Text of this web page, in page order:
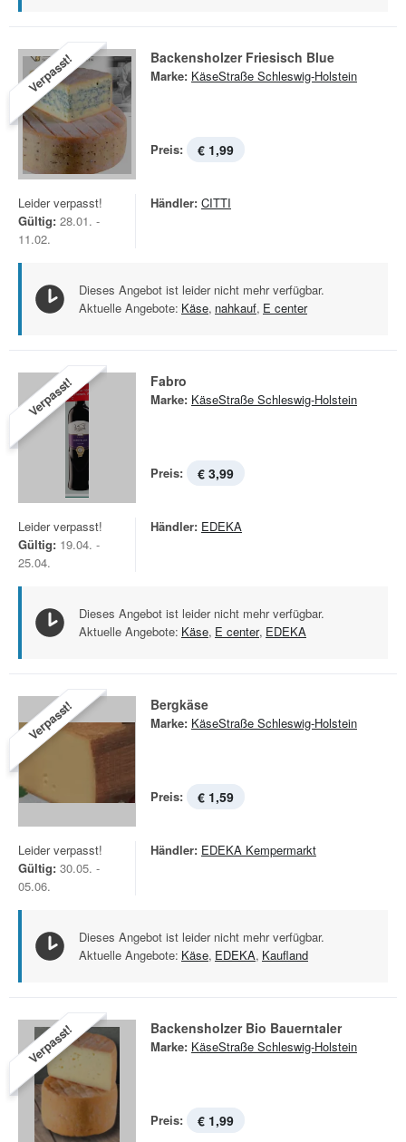
Verpasst! Backensholzer Friesisch Blue
Marke: KäseStraße Schleswig-Holstein
Preis: € 1,99
Leider verpasst!
Gültig: 28.01. -
11.02.
Händler: CITTI
Dieses Angebot ist leider nicht mehr verfügbar.
Aktuelle Angebote: Käse, nahkauf, E center
Verpasst! Fabro
Marke: KäseStraße Schleswig-Holstein
Preis: € 3,99
Leider verpasst!
Gültig: 19.04. -
25.04.
Händler: EDEKA
Dieses Angebot ist leider nicht mehr verfügbar.
Aktuelle Angebote: Käse, E center, EDEKA
Verpasst! Bergkäse
Marke: KäseStraße Schleswig-Holstein
Preis: € 1,59
Leider verpasst!
Gültig: 30.05. -
05.06.
Händler: EDEKA Kempermarkt
Dieses Angebot ist leider nicht mehr verfügbar.
Aktuelle Angebote: Käse, EDEKA, Kaufland
Verpasst! Backensholzer Bio Bauerntaler
Marke: KäseStraße Schleswig-Holstein
Preis: € 1,99